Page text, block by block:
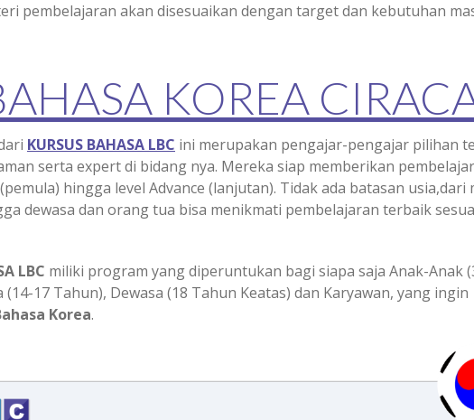
pembelajaran akan disesuaikan dengan target dan kebutuhan
KOREA
KURSUS BAHASA LBC ini merupakan pengajar-pengajar pilihan
serta expert di bidang nya. Mereka siap memberikan
hingga level Advance (lanjutan). Tidak ada batasan usia,dari
dewasa dan orang tua bisa menikmati pembelajaran terbaik
LBC miliki program yang diperuntukan bagi siapa saja Anak-Anak
(14-17 Tahun), Dewasa (18 Tahun Keatas) dan Karyawan, yang ingin
Korea.